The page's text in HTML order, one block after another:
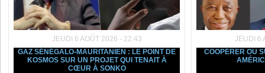
JEUDI 6 AOÛT 2026 - 22:43
GAZ SÉNÉGALO-MAURITANIEN : LE POINT DE
KOSMOS SUR UN PROJET QUI TENAIT À
CŒUR À SONKO
JEUDI 6
COOPÉRER OU